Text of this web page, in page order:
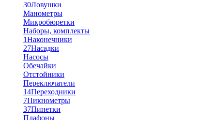
30Ловушки
Манометры
Микробюретки
Наборы, комплекты
1Наконечники
27Насадки
Насосы
Обечайки
Отстойники
Переключатели
14Переходники
7Пикнометры
37Пипетки
Плафоны